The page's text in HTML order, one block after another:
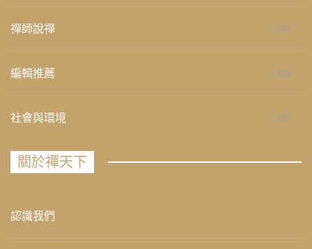
禪師說禪 267
編輯推薦 236
社會與環境 235
關於禪天下
認識我們